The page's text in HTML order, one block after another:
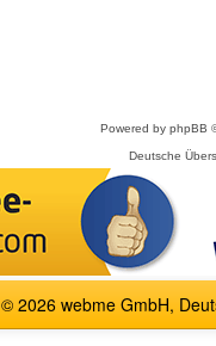
Powered by phpBB
Deutsche
© 2026 webme GmbH,